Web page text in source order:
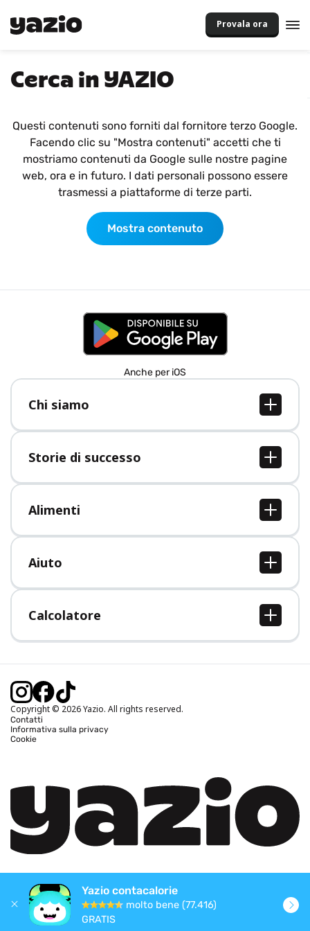
Provala ora
Cerca in YAZIO
Questi contenuti sono forniti dal fornitore terzo Google.
Facendo clic su "Mostra contenuti" accetti che ti
mostriamo contenuti da Google sulle nostre pagine
web, ora e in futuro. I dati personali possono essere
trasmessi a piattaforme di terze parti.
Mostra contenuto
Anche per iOS
Chi siamo
Chi siamo
Lavori
Stampa
Storie di successo
Tutte le storie di successo
Alimenti
Tutti i cibi
Aiuto
Centro assistenza
Calcolatore
Calcolo BMI (IMC)
Calcolo peso ideale
Calcolo calorie bruciate
Copyright © 2026 Yazio. All rights reserved.
Contatti
Informativa sulla privacy
Cookie
Yazio contacalorie
molto bene (77.416)
GRATIS